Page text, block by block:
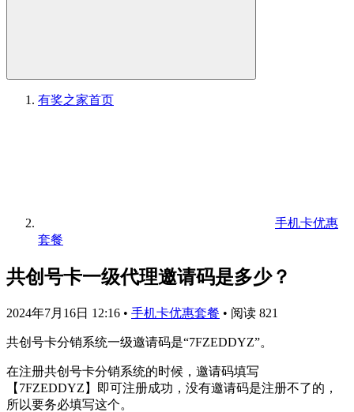
有奖之家首页
手机卡优惠
套餐
共创号卡一级代理邀请码是多少？
2024年7月16日 12:16 • 手机卡优惠套餐 • 阅读 821
共创号卡分销系统一级邀请码是“7FZEDDYZ”。
在注册共创号卡分销系统的时候，邀请码填写
【7FZEDDYZ】即可注册成功，没有邀请码是注册不了的，
所以要务必填写这个。